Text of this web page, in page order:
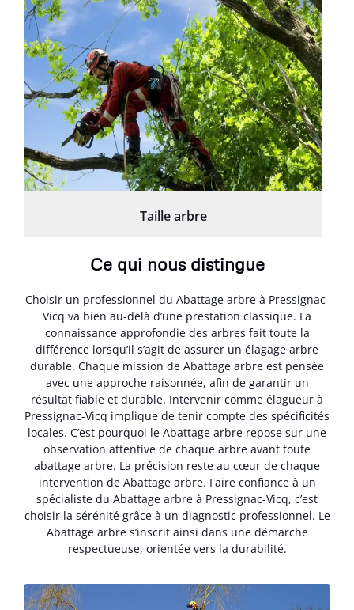
Taille arbre
Ce qui nous distingue
Choisir un professionnel du Abattage arbre à Pressignac-
Vicq va bien au-delà d’une prestation classique. La
connaissance approfondie des arbres fait toute la
différence lorsqu’il s’agit de assurer un élagage arbre
durable. Chaque mission de Abattage arbre est pensée
avec une approche raisonnée, afin de garantir un
résultat fiable et durable. Intervenir comme élagueur à
Pressignac-Vicq implique de tenir compte des spécificités
locales. C’est pourquoi le Abattage arbre repose sur une
observation attentive de chaque arbre avant toute
abattage arbre. La précision reste au cœur de chaque
intervention de Abattage arbre. Faire confiance à un
spécialiste du Abattage arbre à Pressignac-Vicq, c’est
choisir la sérénité grâce à un diagnostic professionnel. Le
Abattage arbre s’inscrit ainsi dans une démarche
respectueuse, orientée vers la durabilité.